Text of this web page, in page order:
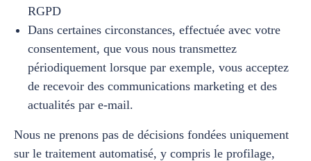
RGPD
Dans certaines circonstances, effectuée avec votre
consentement, que vous nous transmettez
périodiquement lorsque par exemple, vous acceptez
de recevoir des communications marketing et des
actualités par e-mail.
Nous ne prenons pas de décisions fondées uniquement
sur le traitement automatisé, y compris le profilage,